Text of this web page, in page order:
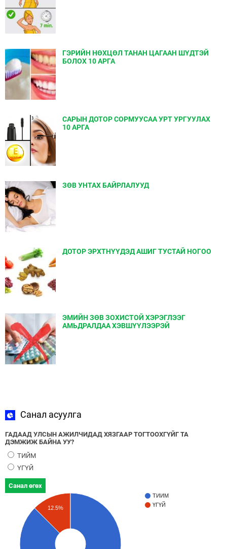
ГЭРИЙН НӨХЦӨЛ ТАНАН ЦАГААН ШҮДТЭЙ
БОЛОХ 10 АРГА
САРЫН ДОТОР СОРМУУСАА УРТ УРГУУЛАХ
10 АРГА
ЗӨВ УНТАХ БАЙРЛАЛУУД
ДОТОР ЭРХТНҮҮДЭД АШИГ ТУСТАЙ НОГОО
ЭМИЙН ЗӨВ ЗОХИСТОЙ ХЭРЭГЛЭЭГ
АМЬДРАЛДАА ХЭВШҮҮЛЭЭРЭЙ
Санал асуулга
ГАДААД УЛСЫН АЖИЛЧИДАД ХЯЗГААР ТОГТООХГҮЙГ ТА
ДЭМЖИЖ БАЙНА УУ?
ТИЙМ
ҮГҮЙ
Санал өгөх
ТИЙМ
ҮГҮЙ
12.5%